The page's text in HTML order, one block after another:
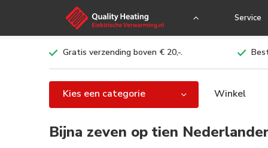
Service
Gratis verzending boven € 20,-.
Kies een categorie Winkel
Bijna zeven op tien